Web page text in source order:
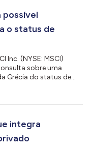
para abordar
contínuo par...
possível
o status de
Inc. (NYSE: MSCI)
sobre uma
Grécia do status de
parte da Revisão
no alinhamento
observados em
integra